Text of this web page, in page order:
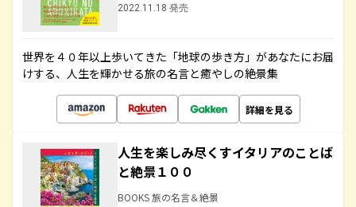
2022.11.18 発売
世界を４０年以上歩いてきた「地球の歩き方」があなたにお届
けする、人生を輝かせる旅の名言と癒やしの絶景集
詳細を見る
人生を楽しみ尽くすイタリアのことば
と絶景１００
BOOKS 旅の名言＆絶景